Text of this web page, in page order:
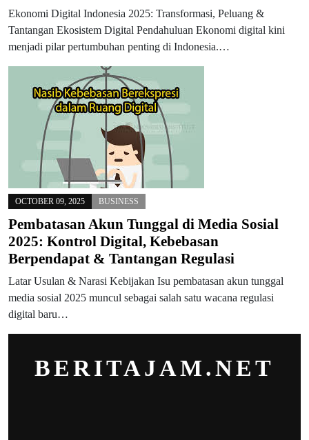
Ekonomi Digital Indonesia 2025: Transformasi, Peluang &
Tantangan Ekosistem Digital Pendahuluan Ekonomi digital kini
menjadi pilar pertumbuhan penting di Indonesia.…
OCTOBER 09, 2025 BUSINESS
Pembatasan Akun Tunggal di Media Sosial
2025: Kontrol Digital, Kebebasan
Berpendapat & Tantangan Regulasi
Latar Usulan & Narasi Kebijakan Isu pembatasan akun tunggal
media sosial 2025 muncul sebagai salah satu wacana regulasi
digital baru…
BERITAJAM.NET